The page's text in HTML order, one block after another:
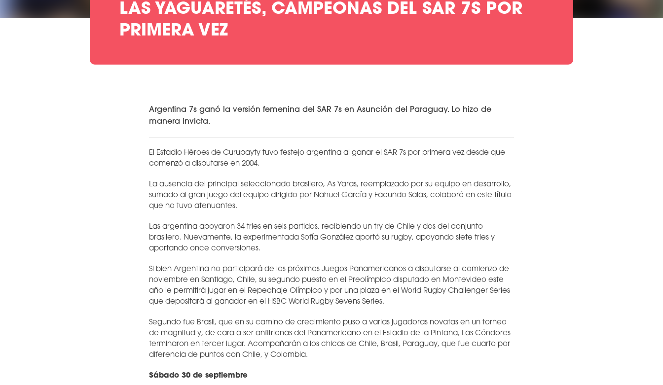
LAS YAGUARETÉS, CAMPEONAS DEL SAR 7S POR
PRIMERA VEZ
Argentina 7s ganó la versión femenina del SAR 7s en Asunción del Paraguay. Lo hizo de
manera invicta.
El Estadio Héroes de Curupayty tuvo festejo argentina al ganar el SAR 7s por primera vez desde que
comenzó a disputarse en 2004.
La ausencia del principal seleccionado brasilero, As Yaras, reemplazado por su equipo en desarrollo,
sumado al gran juego del equipo dirigido por Nahuel García y Facundo Salas, colaboró en este título
que no tuvo atenuantes.
Las argentina apoyaron 34 tries en seis partidos, recibiendo un try de Chile y dos del conjunto
brasilero. Nuevamente, la experimentada Sofía González aportó su rugby, apoyando siete tries y
aportando once conversiones.
Si bien Argentina no participará de los próximos Juegos Panamericanos a disputarse al comienzo de
noviembre en Santiago, Chile, su segundo puesto en el Preolímpico disputado en Montevideo este
año le permitirá jugar en el Repechaje Olímpico y por una plaza en el World Rugby Challenger Series
que depositará al ganador en el HSBC World Rugby Sevens Series.
Segundo fue Brasil, que en su camino de crecimiento puso a varias jugadoras novatas en un torneo
de magnitud y, de cara a ser anfitrionas del Panamericano en el Estadio de la Pintana, Las Cóndores
terminaron en tercer lugar. Acompañarán a los chicas de Chile, Brasil, Paraguay, que fue cuarto por
diferencia de puntos con Chile, y Colombia.
Sábado 30 de septiembre